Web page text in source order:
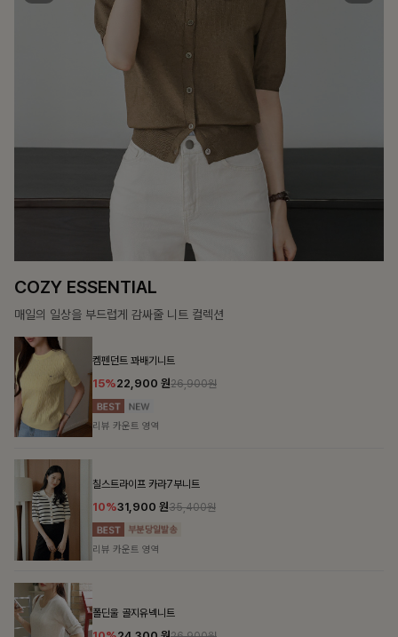
특스트라이프 링클원피스+스트링자켓SET
12% 79,400원
리뷰 카운트 영역
헨틴링클 날개티셔츠+치마바지SET
10%28,800
리뷰 카운트 영역